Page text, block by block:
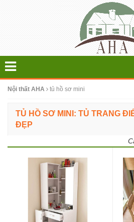
Nội thất AHA tủ hồ sơ mini
TỦ HỒ SƠ MINI: TỦ TRANG
ĐẸP